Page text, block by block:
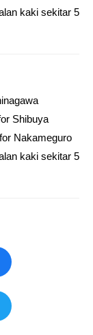
kaki sekitar 5
Shibuya
Nakameguro
kaki sekitar 5